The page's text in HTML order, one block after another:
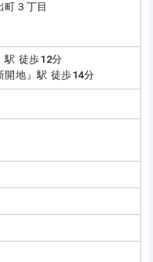
町３丁目
駅 徒歩12分
開地』駅 徒歩14分